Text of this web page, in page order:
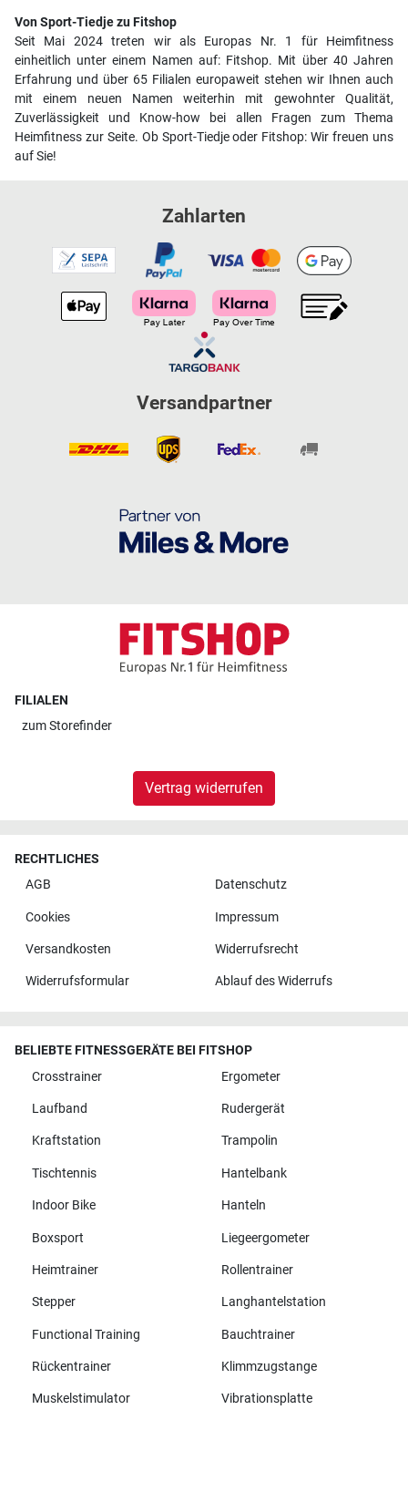
Von Sport-Tiedje zu Fitshop
Seit Mai 2024 treten wir als Europas Nr. 1 für Heimfitness
einheitlich unter einem Namen auf: Fitshop. Mit über 40 Jahren
Erfahrung und über 65 Filialen europaweit stehen wir Ihnen auch
mit einem neuen Namen weiterhin mit gewohnter Qualität,
Zuverlässigkeit und Know-how bei allen Fragen zum Thema
Heimfitness zur Seite. Ob Sport-Tiedje oder Fitshop: Wir freuen uns
auf Sie!
Zahlarten
Versandpartner
FILIALEN
zumStorefinder
Vertrag widerrufen
RECHTLICHES
AGB
Datenschutz
Cookies Impressum
Versandkosten Widerrufsrecht
Widerrufsformular Ablauf des Widerrufs
BELIEBTE FITNESSGERÄTE BEI FITSHOP
Crosstrainer
Ergometer
Laufband Rudergerät
Kraftstation Trampolin
Tischtennis Hantelbank
Indoor Bike Hanteln
Boxsport Liegeergometer
Heimtrainer Rollentrainer
Stepper Langhantelstation
Functional Training Bauchtrainer
Rückentrainer Klimmzugstange
Muskelstimulator Vibrationsplatte